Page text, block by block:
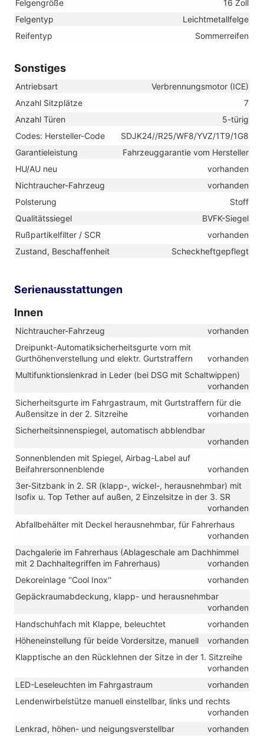
Felgengröße
16 Zoll
Felgentyp
Leichtmetallfelge
Reifentyp
Sommerreifen
Sonstiges
Antriebsart
Verbrennungsmotor (ICE)
Anzahl Sitzplätze
7
Anzahl Türen
5-türig
Codes: Hersteller-Code
SDJK24//R25/WF8/YVZ/1T9/1G8
Garantieleistung
Fahrzeuggarantie vom Hersteller
HU/AU neu
vorhanden
Nichtraucher-Fahrzeug
vorhanden
Polsterung
Stoff
Qualitätssiegel
BVFK-Siegel
Rußpartikelfilter / SCR
vorhanden
Zustand, Beschaffenheit
Scheckheftgepflegt
Serienausstattungen
Innen
Nichtraucher-Fahrzeug
vorhanden
Dreipunkt-Automatiksicherheitsgurte vorn mit
Gurthöhenverstellung und elektr. Gurtstraffern
vorhanden
Multifunktionslenkrad in Leder (bei DSG mit Schaltwippen)
vorhanden
Sicherheitsgurte im Fahrgastraum, mit Gurtstraffern für die
Außensitze in der 2. Sitzreihe
vorhanden
Sicherheitsinnenspiegel, automatisch abblendbar
vorhanden
Sonnenblenden mit Spiegel, Airbag-Label auf
Beifahrersonnenblende
vorhanden
3er-Sitzbank in 2. SR (klapp-, wickel-, herausnehmbar) mit
Isofix u. Top Tether auf außen, 2 Einzelsitze in der 3. SR
vorhanden
Abfallbehälter mit Deckel herausnehmbar, für Fahrerhaus
vorhanden
Dachgalerie im Fahrerhaus (Ablageschale am Dachhimmel
mit 2 Dachhaltegriffen im Fahrerhaus)
vorhanden
Dekoreinlage ''Cool Inox''
vorhanden
Gepäckraumabdeckung, klapp- und herausnehmbar
vorhanden
Handschuhfach mit Klappe, beleuchtet
vorhanden
Höheneinstellung für beide Vordersitze, manuell
vorhanden
Klapptische an den Rücklehnen der Sitze in der 1. Sitzreihe
vorhanden
LED-Leseleuchten im Fahrgastraum
vorhanden
Lendenwirbelstütze manuell einstellbar, links und rechts
vorhanden
Lenkrad, höhen- und neigungsverstellbar
vorhanden